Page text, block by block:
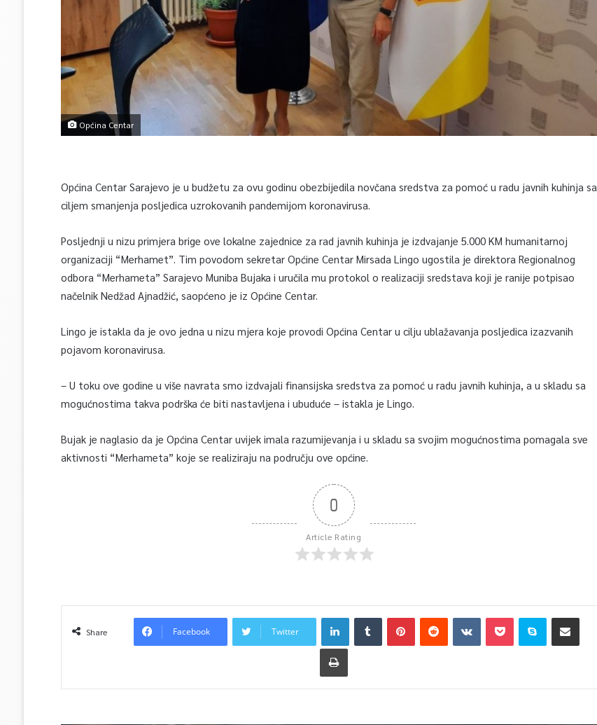
Općina Centar
Općina Centar Sarajevo je u budžetu za ovu godinu obezbijedila novčana sredstva za pomoć u radu javnih kuhinja sa
ciljem smanjenja posljedica uzrokovanih pandemijom koronavirusa.
Posljednji u nizu primjera brige ove lokalne zajednice za rad javnih kuhinja je izdvajanje 5.000 KM humanitarnoj
organizaciji “Merhamet”. Tim povodom sekretar Općine Centar Mirsada Lingo ugostila je direktora Regionalnog
odbora “Merhameta” Sarajevo Muniba Bujaka i uručila mu protokol o realizaciji sredstava koji je ranije potpisao
načelnik Nedžad Ajnadžić, saopćeno je iz Općine Centar.
Lingo je istakla da je ovo jedna u nizu mjera koje provodi Općina Centar u cilju ublažavanja posljedica izazvanih
pojavom koronavirusa.
– U toku ove godine u više navrata smo izdvajali finansijska sredstva za pomoć u radu javnih kuhinja, a u skladu sa
mogućnostima takva podrška će biti nastavljena i ubuduće – istakla je Lingo.
Bujak je naglasio da je Općina Centar uvijek imala razumijevanja i u skladu sa svojim mogućnostima pomagala sve
aktivnosti “Merhameta” koje se realiziraju na području ove općine.
0
Article Rating
Share Facebook Twitter